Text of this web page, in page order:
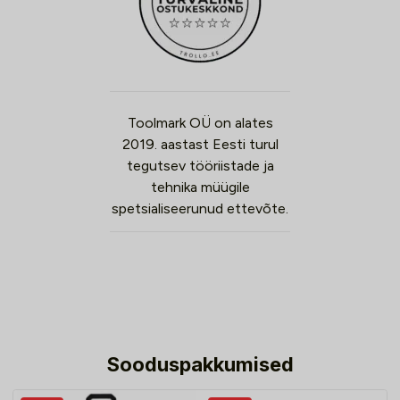
Toolmark OÜ on alates
2019. aastast Eesti turul
tegutsev tööriistade ja
tehnika müügile
spetsialiseerunud ettevõte.
Sooduspakkumised